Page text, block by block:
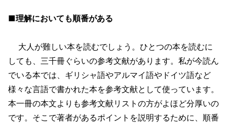
■理解においても順番がある
大人が難しい本を読むでしょう。ひとつの本を読むに
しても、三千冊ぐらいの参考文献があります。私が今読ん
でいる本では、ギリシャ語やアルマイ語やドイツ語など
様々な言語で書かれた本を参考文献として使っています。
本一冊の本文よりも参考文献リストの方がよほど分厚いの
です。そこで著者があるポイントを説明するために、順番